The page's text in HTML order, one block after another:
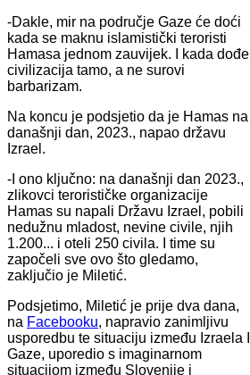
-Dakle, mir na područje Gaze će doći
kada se maknu islamistički teroristi
Hamasa jednom zauvijek. I kada dođe
civilizacija tamo, a ne surovi
barbarizam.
Na koncu je podsjetio da je Hamas na
današnji dan, 2023., napao državu
Izrael.
-I ono ključno: na današnji dan 2023.,
zlikovci terorističke organizacije
Hamas su napali Državu Izrael, pobili
nedužnu mladost, nevine civile, njih
1.200... i oteli 250 civila. I time su
započeli sve ovo što gledamo,
zaključio je Miletić.
Podsjetimo, Miletić je prije dva dana,
na Facebooku, napravio zanimljivu
usporedbu te situaciju između Izraela I
Gaze, uporedio s imaginarnom
situacijom između Slovenije i